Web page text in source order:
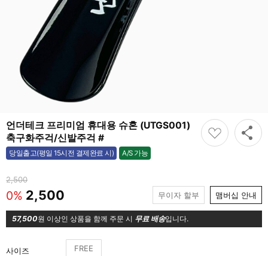
언더테크 프리미엄 휴대용 슈혼 (UTGS001)
축구화주걱/신발주걱 #
당일출고(평일 15시전 결제완료 시) A/S 가능
가능
2,500
0% 2,500 무이자 할부 맴버십 안내
57,500원 이상인 상품을 함께 주문 시 무료 배송입니다.
사이즈 FREE